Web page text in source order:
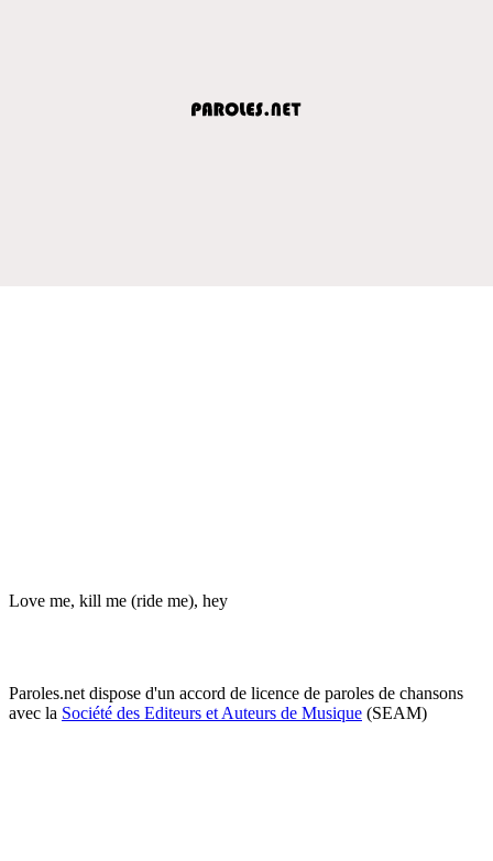
Love me, kill me (ride me), hey
Paroles.net dispose d'un accord de licence de paroles de chansons
avec la Société des Editeurs et Auteurs de Musique (SEAM)